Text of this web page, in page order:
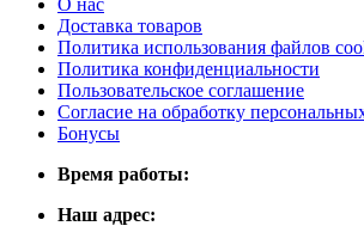
О нас
Доставка товаров
Политика использования файлов
Политика конфиденциальности
Пользовательское соглашение
Согласие на обработку
Бонусы
Время работы:
Наш адрес: